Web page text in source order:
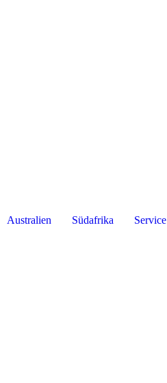
Australien Südafrika Service